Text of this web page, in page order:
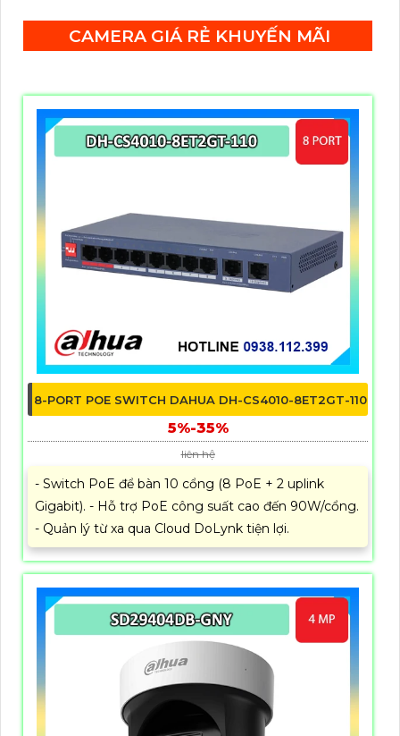
bảo tính tương thích và giảm dung lượng dữ liệu. Sản
CAMERA GIÁ RẺ KHUYẾN MÃI
8-PORT POE SWITCH DAHUA DH-CS4010-8ET2GT-110
5%-35%
liên hệ
- Switch PoE để bàn 10 cổng (8 PoE + 2 uplink
Gigabit). - Hỗ trợ PoE công suất cao đến 90W/cổng.
- Quản lý từ xa qua Cloud DoLynk tiện lợi.